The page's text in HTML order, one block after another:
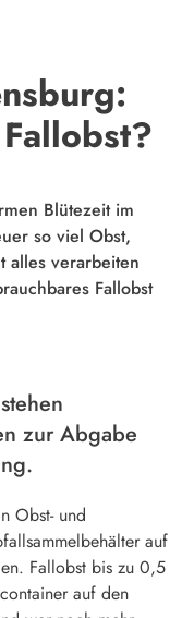
Blütezeit im
so viel Obst,
alles verarbeiten
Fallobst
zur Abgabe
Obst- und
auf
Fallobst bis zu 0,5
auf den